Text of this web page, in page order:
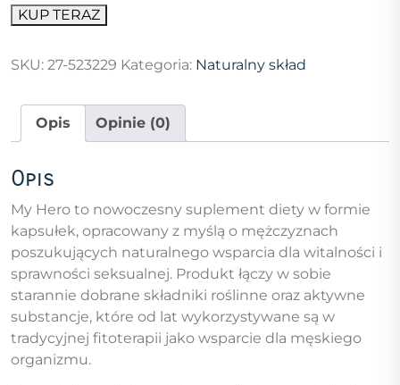
wynosiła:
KUP TERAZ
SKU: 27-523229 Kategoria: Naturalny skład
Opis Opinie (0)
Opis
My Hero to nowoczesny suplement diety w formie
kapsułek, opracowany z myślą o mężczyznach
poszukujących naturalnego wsparcia dla witalności i
sprawności seksualnej. Produkt łączy w sobie
starannie dobrane składniki roślinne oraz aktywne
substancje, które od lat wykorzystywane są w
tradycyjnej fitoterapii jako wsparcie dla męskiego
organizmu.